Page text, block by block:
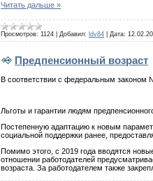
Читать дальше »
Просмотров: 1124 Добавил: ldv84 Дата:
Предпенсионный возраст
В соответствии с федеральным законом
Льготы и гарантии людям
Постепенную адаптацию к новым
социальной поддержки ранее,
Помимо этого, с 2019 года вводятся
отношении работодателей
возраста. За работодателем также